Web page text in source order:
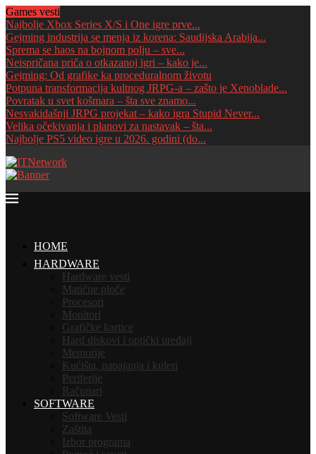
Games vesti
Najbolje Xbox Series X/S i One igre prve...
Gejming industrija se menja iz korena: Saudijska Arabija...
Sprema se haos na bojnom polju – sve...
Neispričana priča o otkazanoj igri – kako je...
Gejming: Od grafike ka proceduralnom životu
Potpuna transformacija kultnog JRPG-a – zašto je Xenoblade...
Povratak u svet košmara – šta sve znamo...
Nesvakidašnji JRPG projekat – kako igra Stupid Never...
Velika očekivanja i planovi za nastavak – šta...
Najbolje PS5 video igre u 2026. godini (do...
HOME
HARDWARE
Hardware vesti
Matične ploče
Procesori
Monitori
Grafičke kartice
Hard diskovi i optički uređaji
Memorije
Kućišta, napajanja i kuleri
Periferije
Računari
SOFTWARE
Software Vesti
Zaštita
Izbor programa